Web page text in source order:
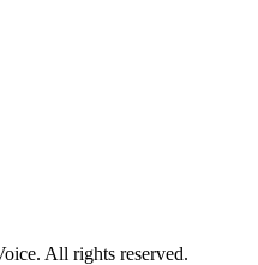
All rights reserved.